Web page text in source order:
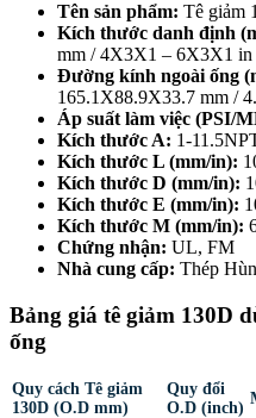
Tên sản phẩm: Tê giảm
Kích thước danh định
mm / 4X3X1 – 6X3X1 in
Đường kính ngoài ống
165.1X88.9X33.7 mm /
Áp suất làm việc (PSI/
Kích thước A: 1-
Kích thước L (mm/in):
Kích thước D (mm/in):
Kích thước E (mm/in):
Kích thước M (mm/in):
Chứng nhận: UL, FM
Nhà cung cấp: Thép
Bảng giá tê giảm 130D
ống
Quy cách Tê giảm
130D (O.D mm)
Quy đổi
O.D (inch)